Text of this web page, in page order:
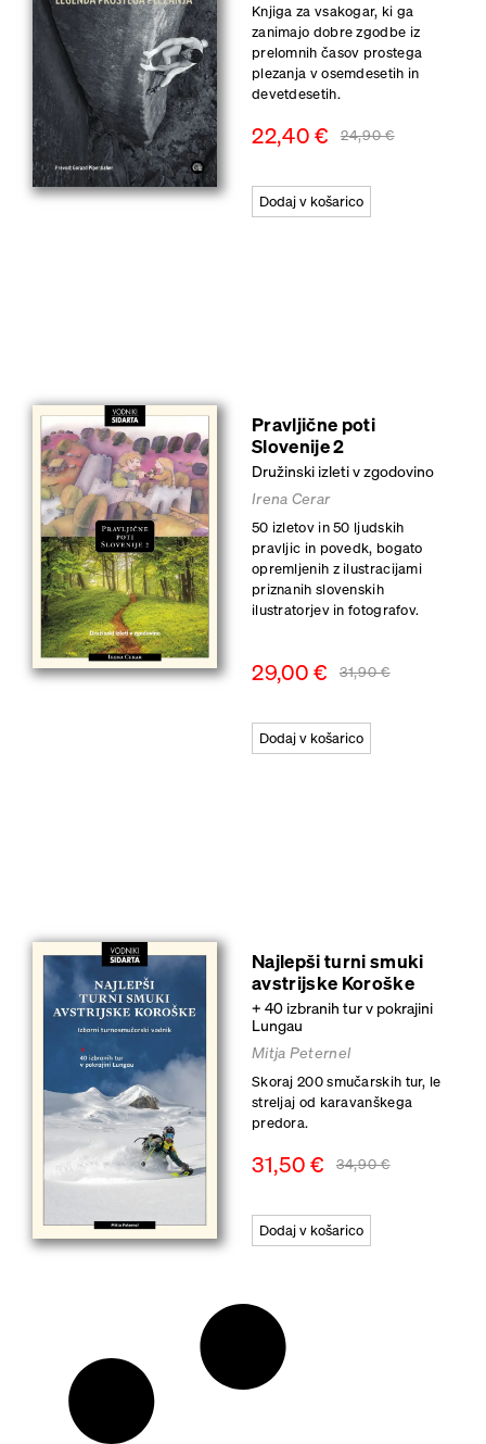
Knjiga za vsakogar, ki ga
zanimajo dobre zgodbe iz
prelomnih časov prostega
plezanja v osemdesetih in
devetdesetih.
24,90€
22,40€
Dodaj v košarico
Pravljične poti
Slovenije 2
Družinski izleti v zgodovino
Irena Cerar
50 izletov in 50 ljudskih
pravljic in povedk, bogato
opremljenih z ilustracijami
priznanih slovenskih
ilustratorjev in fotografov.
31,90€
29,00€
Dodaj v košarico
Najlepši turni smuki
avstrijske Koroške
+ 40 izbranih tur v pokrajini
Lungau
Mitja Peternel
Skoraj 200 smučarskih tur, le
streljaj od karavanškega
predora.
34,90€
31,50€
Dodaj v košarico